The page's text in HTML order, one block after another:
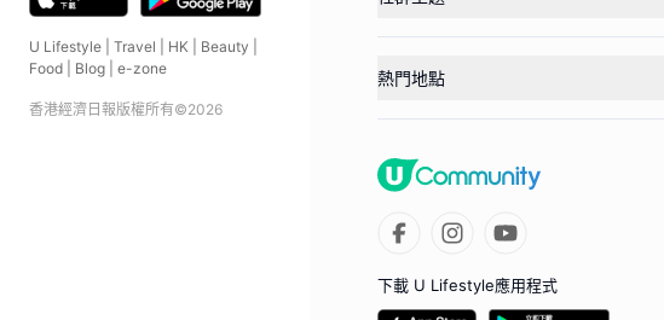
U Lifestyle Travel HK Beauty
Food
Blog e-zone
香港經濟日報版權所有©2026
熱門地點
下載 U Lifestyle應用程式